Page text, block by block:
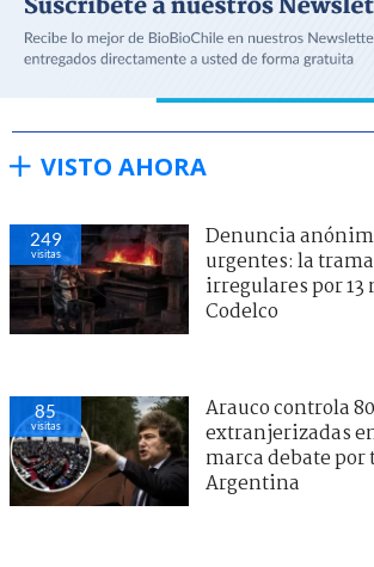
VISTO AHORA
249
visitas
Denuncia
urgentes: la
irregulares por
Codelco
85
visitas
Arauco controla
extranjerizadas
marca debate
Argentina